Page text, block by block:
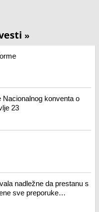
»
Nacionalnog konventa o
23
nadležne da prestanu s
sve preporuke